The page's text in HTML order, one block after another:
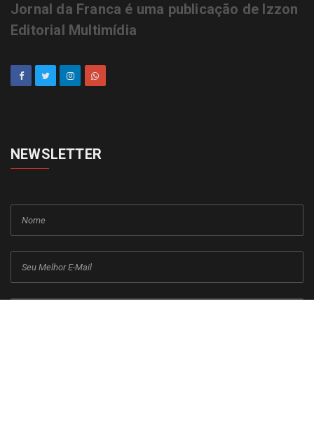
Jornal da Franca é uma publicação de Izzon
Editorial Multimídia
NEWSLETTER